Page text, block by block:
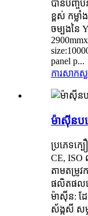
បានបញ្ច
ខ្ពស់ កម្ល
ចម្បងនៃ
panel p...
ការសាកសួ
ម៉ាស៊ីនបង្
ប្រភេទក្
CE, ISO
តាមតម្រូវ
ផលិតផលគ្
ម៉ាស៊ីន: ដែ
ស័ង្កសី ស